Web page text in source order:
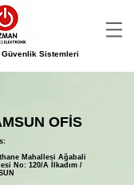
Sistemleri
OFİS
Mahallesi Ağabali
No: 120/A İlkadım /